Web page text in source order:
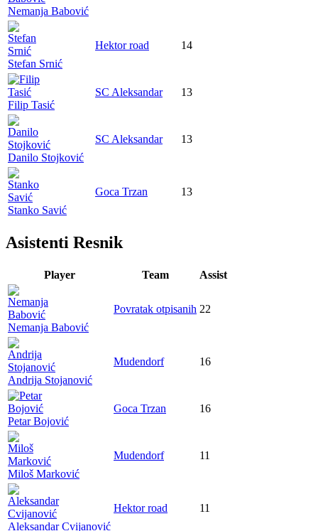
Nemanja Babović
Stefan Srnić
Hektor road 14
Filip Tasić
SC Aleksandar 13
Danilo Stojković
SC Aleksandar 13
Stanko Savić
Goca Trzan 13
Asistenti Resnik
Player Team Assist
Nemanja Babović
Povratak otpisanih 22
Andrija Stojanović
Mudendorf 16
Petar Bojović
Goca Trzan 16
Miloš Marković
Mudendorf 11
Aleksandar Cvijanović
Hektor road 11